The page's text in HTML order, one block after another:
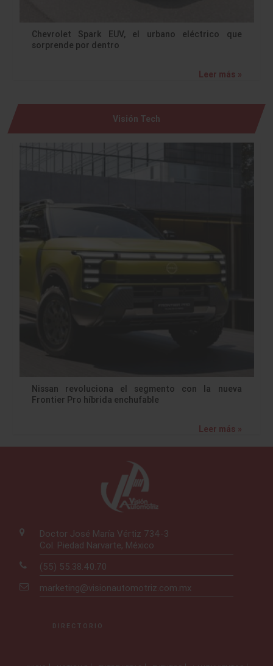
Chevrolet Spark EUV, el urbano eléctrico que
sorprende por dentro
Leer más »
Visión Tech
Nissan revoluciona el segmento con la nueva
Frontier Pro híbrida enchufable
Leer más »
Doctor José María Vértiz 734-3
Col. Piedad Narvarte, México
(55) 55.38.40.70
marketing@visionautomotriz.com.mx
DIRECTORIO